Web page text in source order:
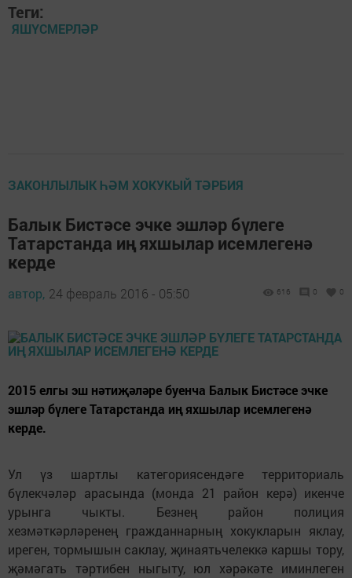
Теги:
ЯШҮСМЕРЛӘР
ЗАКОНЛЫЛЫК ҺӘМ ХОКУКЫЙ ТӘРБИЯ
Балык Бистәсе эчке эшләр бүлеге
Татарстанда иң яхшылар исемлегенә
керде
автор, 24 февраль 2016 - 05:50 616 0 0
2015 елгы эш нәтиҗәләре буенча Балык Бистәсе эчке
эшләр бүлеге Татарстанда иң яхшылар исемлегенә
керде.
Ул үз шартлы категориясендәге территориаль
бүлекчәләр арасында (монда 21 район керә) икенче
урынга чыкты. Безнең район полиция
хезмәткәрләренең гражданнарның хокукларын яклау,
иреген, тормышын саклау, җинаятьчелеккә каршы тору,
җәмәгать тәртибен ныгыту, юл хәрәкәте иминлеген